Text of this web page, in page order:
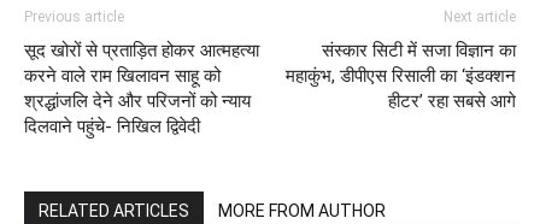
Previous article
सूद खोरों से प्रताड़ित होकर आत्महत्या
करने वाले राम खिलावन साहू को
श्रद्धांजलि देने और परिजनों को न्याय
दिलवाने पहुंचे- निखिल द्विवेदी
Next article
संस्कार सिटी में सजा विज्ञान का
महाकुंभ, डीपीएस रिसाली का ‘इंडक्शन
हीटर’ रहा सबसे आगे
RELATED ARTICLES MORE FROM AUTHOR